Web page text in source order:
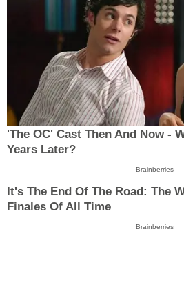
'The OC' Cast Then And Now -
Years Later?
Brainberries
It's The End Of The Road: The
Finales Of All Time
Brainberries